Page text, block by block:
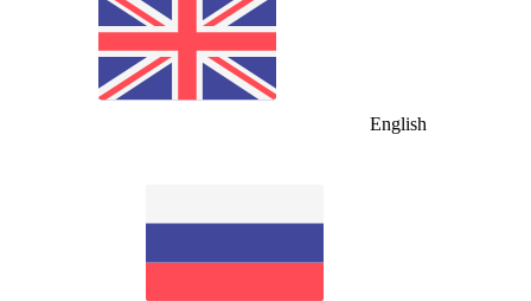
English